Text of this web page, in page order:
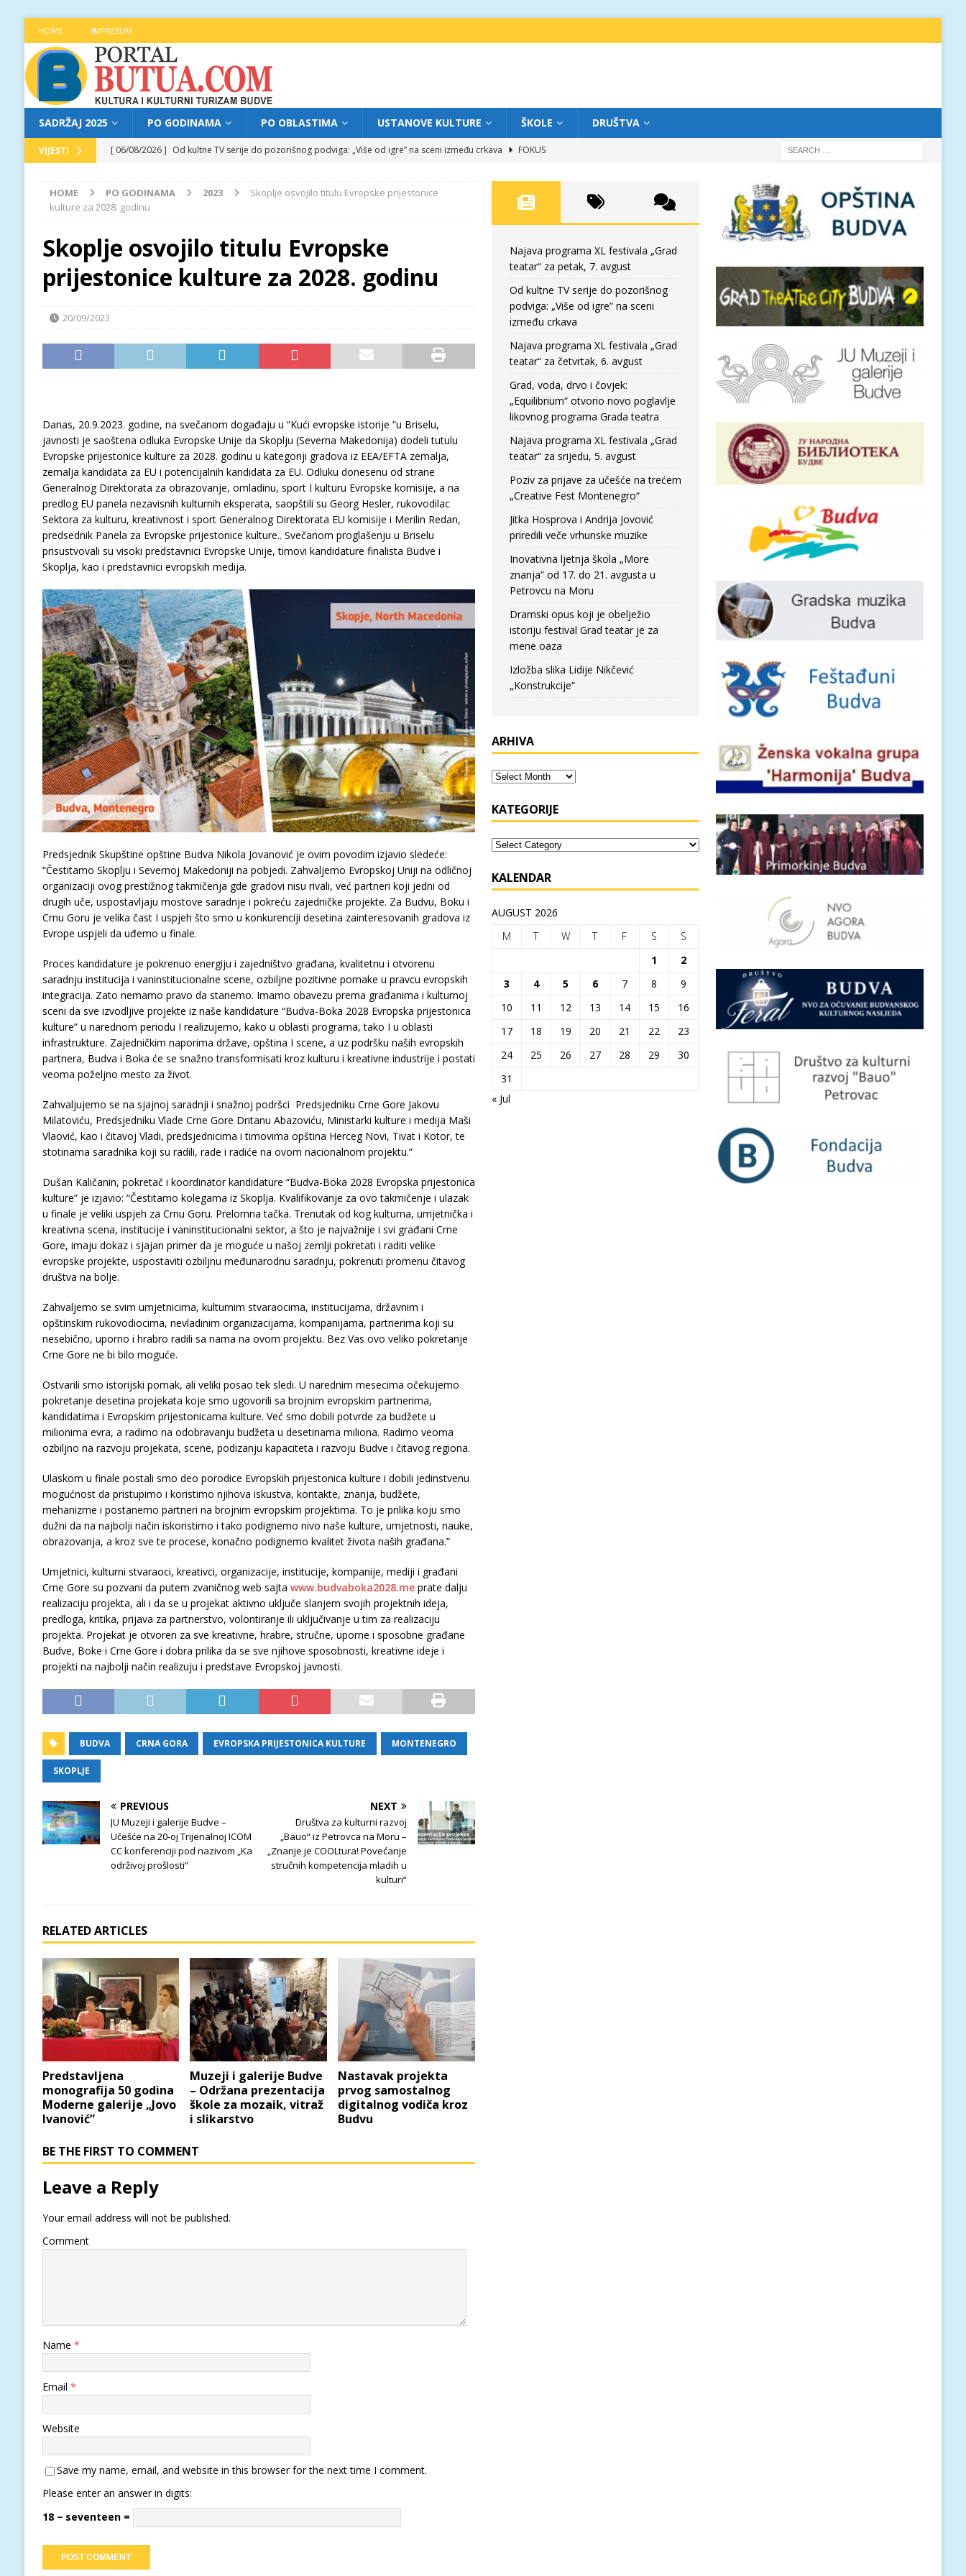
HOME IMPRESUM
SADRŽAJ 2025 PO GODINAMA PO OBLASTIMA USTANOVE KULTURE ŠKOLE DRUŠTVA
VIJESTI [ 06/08/2026 ] Od kultne TV serije do pozorišnog podviga: „Više od igre” na sceni između crkava
FOKUS
[ 05/08/2026 ] Grad, voda, drvo i čovjek: „Equilibrium“ otvorio novo poglavlje likovnog programa Grada teatra
FOKUS
[ 06/08/2026 ] Najava programa XL festivala „Grad teatar“ za petak, 7. avgust
HOME PO GODINAMA 2023
Skoplje osvojilo titulu Evropske prijestonice
kulture za 2028. godinu
Skoplje osvojilo titulu Evropske
prijestonice kulture za 2028. godinu
20/09/2023
Danas, 20.9.2023. godine, na svečanom događaju u “Kući evropske istorije “u Briselu,
javnosti je saoštena odluka Evropske Unije da Skoplju (Severna Makedonija) dodeli tutulu
Evropske prijestonice kulture za 2028. godinu u kategoriji gradova iz EEA/EFTA zemalja,
zemalja kandidata za EU i potencijalnih kandidata za EU. Odluku donesenu od strane
Generalnog Direktorata za obrazovanje, omladinu, sport I kulturu Evropske komisije, a na
predlog EU panela nezavisnih kulturnih eksperata, saopštili su Georg Hesler, rukovodilac
Sektora za kulturu, kreativnost i sport Generalnog Direktorata EU komisije i Merilin Redan,
predsednik Panela za Evropske prijestonice kulture.. Svečanom proglašenju u Briselu
prisustvovali su visoki predstavnici Evropske Unije, timovi kandidature finalista Budve i
Skoplja, kao i predstavnici evropskih medija.
Predsjednik Skupštine opštine Budva Nikola Jovanović je ovim povodim izjavio sledeće:
“Čestitamo Skoplju i Severnoj Makedoniji na pobjedi. Zahvaljemo Evropskoj Uniji na odličnoj
organizaciji ovog prestižnog takmičenja gde gradovi nisu rivali, već partneri koji jedni od
drugih uče, uspostavljaju mostove saradnje i pokreću zajedničke projekte. Za Budvu, Boku i
Crnu Goru je velika čast I uspjeh što smo u konkurenciji desetina zainteresovanih gradova iz
Evrope uspjeli da uđemo u finale.
Proces kandidature je pokrenuo energiju i zajedništvo građana, kvalitetnu i otvorenu
saradnju institucija i vaninstitucionalne scene, ozbiljne pozitivne pomake u pravcu evropskih
integracija. Zato nemamo pravo da stanemo. Imamo obavezu prema građanima i kulturnoj
sceni da sve izvodljive projekte iz naše kandidature “Budva-Boka 2028 Evropska prijestonica
kulture” u narednom periodu I realizujemo, kako u oblasti programa, tako I u oblasti
infrastrukture. Zajedničkim naporima države, opština I scene, a uz podršku naših evropskih
partnera, Budva i Boka će se snažno transformisati kroz kulturu i kreativne industrije i postati
veoma poželjno mesto za život.
Zahvaljujemo se na sjajnoj saradnji i snažnoj podršci Predsjedniku Crne Gore Jakovu
Milatoviću, Predsjedniku Vlade Crne Gore Dritanu Abazoviću, Ministarki kulture i medija Maši
Vlaović, kao i čitavoj Vladi, predsjednicima i timovima opština Herceg Novi, Tivat i Kotor, te
stotinama saradnika koji su radili, rade i radiće na ovom nacionalnom projektu.”
Dušan Kaličanin, pokretač i koordinator kandidature “Budva-Boka 2028 Evropska prijestonica
kulture” je izjavio: “Čestitamo kolegama iz Skoplja. Kvalifikovanje za ovo takmičenje i ulazak
u finale je veliki uspjeh za Crnu Goru. Prelomna tačka. Trenutak od kog kulturna, umjetnička i
kreativna scena, institucije i vaninstitucionalni sektor, a što je najvažnije i svi građani Crne
Gore, imaju dokaz i sjajan primer da je moguće u našoj zemlji pokretati i raditi velike
evropske projekte, uspostaviti ozbiljnu međunarodnu saradnju, pokrenuti promenu čitavog
društva na bolje.
Zahvaljemo se svim umjetnicima, kulturnim stvaraocima, institucijama, državnim i
opštinskim rukovodiocima, nevladinim organizacijama, kompanijama, partnerima koji su
nesebično, uporno i hrabro radili sa nama na ovom projektu. Bez Vas ovo veliko pokretanje
Crne Gore ne bi bilo moguće.
Ostvarili smo istorijski pomak, ali veliki posao tek sledi. U narednim mesecima očekujemo
pokretanje desetina projekata koje smo ugovorili sa brojnim evropskim partnerima,
kandidatima i Evropskim prijestonicama kulture. Već smo dobili potvrde za budžete u
milionima evra, a radimo na odobravanju budžeta u desetinama miliona. Radimo veoma
ozbiljno na razvoju projekata, scene, podizanju kapaciteta i razvoju Budve i čitavog regiona.
Ulaskom u finale postali smo deo porodice Evropskih prijestonica kulture i dobili jedinstvenu
mogućnost da pristupimo i koristimo njihova iskustva, kontakte, znanja, budžete,
mehanizme i postanemo partneri na brojnim evropskim projektima. To je prilika koju smo
dužni da na najbolji način iskoristimo i tako podignemo nivo naše kulture, umjetnosti, nauke,
obrazovanja, a kroz sve te procese, konačno podignemo kvalitet života naših građana.”
Umjetnici, kulturni stvaraoci, kreativci, organizacije, institucije, kompanije, mediji i građani
Crne Gore su pozvani da putem zvaničnog web sajta www.budvaboka2028.meprate dalju
realizaciju projekta, ali i da se u projekat aktivno uključe slanjem svojih projektnih ideja,
predloga, kritika, prijava za partnerstvo, volontiranje ili uključivanje u tim za realizaciju
projekta. Projekat je otvoren za sve kreativne, hrabre, stručne, uporne i sposobne građane
Budve, Boke i Crne Gore i dobra prilika da se sve njihove sposobnosti, kreativne ideje i
projekti na najbolji način realizuju i predstave Evropskoj javnosti.
BUDVA CRNA GORA EVROPSKA PRIJESTONICA KULTURE MONTENEGRO
SKOPLJE
PREVIOUS
JU Muzeji i galerije Budve –
Učešće na 20-oj Trijenalnoj ICOM
CC konferenciji pod nazivom „Ka
održivoj prošlosti”
NEXT
Društva za kulturni razvoj
„Bauo“ iz Petrovca na Moru –
„Znanje je COOLtura! Povećanje
stručnih kompetencija mladih u
kulturi“
RELATED ARTICLES
Predstavljena
monografija 50 godina
Moderne galerije „Jovo
Ivanović”
Muzeji i galerije Budve
– Održana prezentacija
škole za mozaik, vitraž
i slikarstvo
Nastavak projekta
prvog samostalnog
digitalnog vodiča kroz
Budvu
BE THE FIRST TO COMMENT
Leave a Reply
Your email address will not be published.
Comment
Name *
Email *
Website
Save my name, email, and website in this browser for the next time I comment.
Please enter an answer in digits:
18 − seventeen =
Najava programa XL festivala „Grad
teatar“ za petak, 7. avgust
Od kultne TV serije do pozorišnog
podviga: „Više od igre” na sceni
između crkava
Najava programa XL festivala „Grad
teatar“ za četvrtak, 6. avgust
Grad, voda, drvo i čovjek:
„Equilibrium“ otvorio novo poglavlje
likovnog programa Grada teatra
Najava programa XL festivala „Grad
teatar“ za srijedu, 5. avgust
Poziv za prijave za učešće na trećem
„Creative Fest Montenegro“
Jitka Hosprova i Andrija Jovović
priredili veče vrhunske muzike
Inovativna ljetnja škola „More
znanja” od 17. do 21. avgusta u
Petrovcu na Moru
Dramski opus koji je obelježio
istoriju festival Grad teatar je za
mene oaza
Izložba slika Lidije Nikčević
„Konstrukcije“
ARHIVA
KATEGORIJE
KALENDAR
AUGUST 2026
M
T W T F S
S
1
2
3
4 5 6 7 8
9
10
11 12 13 14 15
16
17
18 19 20 21 22
23
24
25 26 27 28 29
30
31
« Jul